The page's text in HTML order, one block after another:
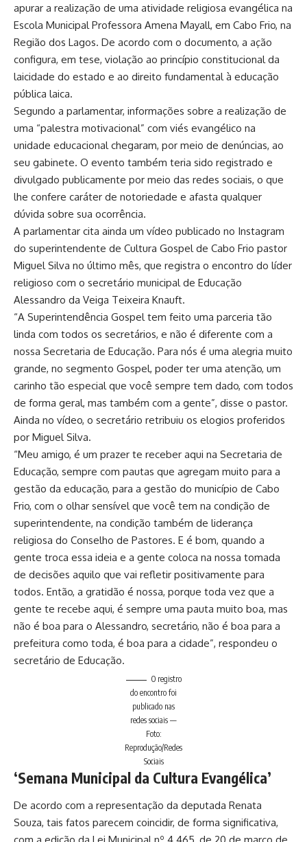
apurar a realização de uma atividade religiosa evangélica na
Escola Municipal Professora Amena Mayall, em Cabo Frio, na
Região dos Lagos. De acordo com o documento, a ação
configura, em tese, violação ao princípio constitucional da
laicidade do estado e ao direito fundamental à educação
pública laica.
Segundo a parlamentar, informações sobre a realização de
uma “palestra motivacional” com viés evangélico na
unidade educacional chegaram, por meio de denúncias, ao
seu gabinete. O evento também teria sido registrado e
divulgado publicamente por meio das redes sociais, o que
lhe confere caráter de notoriedade e afasta qualquer
dúvida sobre sua ocorrência.
A parlamentar cita ainda um vídeo publicado no Instagram
do superintendente de Cultura Gospel de Cabo Frio pastor
Miguel Silva no último mês, que registra o encontro do líder
religioso com o secretário municipal de Educação
Alessandro da Veiga Teixeira Knauft.
“A Superintendência Gospel tem feito uma parceria tão
linda com todos os secretários, e não é diferente com a
nossa Secretaria de Educação. Para nós é uma alegria muito
grande, no segmento Gospel, poder ter uma atenção, um
carinho tão especial que você sempre tem dado, com todos
de forma geral, mas também com a gente”, disse o pastor.
Ainda no vídeo, o secretário retribuiu os elogios proferidos
por Miguel Silva.
“Meu amigo, é um prazer te receber aqui na Secretaria de
Educação, sempre com pautas que agregam muito para a
gestão da educação, para a gestão do município de Cabo
Frio, com o olhar sensível que você tem na condição de
superintendente, na condição também de liderança
religiosa do Conselho de Pastores. E é bom, quando a
gente troca essa ideia e a gente coloca na nossa tomada
de decisões aquilo que vai refletir positivamente para
todos. Então, a gratidão é nossa, porque toda vez que a
gente te recebe aqui, é sempre uma pauta muito boa, mas
não é boa para o Alessandro, secretário, não é boa para a
prefeitura como toda, é boa para a cidade”, respondeu o
secretário de Educação.
O registro
do encontro foi
publicado nas
redes sociais —
Foto:
Reprodução/Redes
Sociais
‘Semana Municipal da Cultura Evangélica’
De acordo com a representação da deputada Renata
Souza, tais fatos parecem coincidir, de forma significativa,